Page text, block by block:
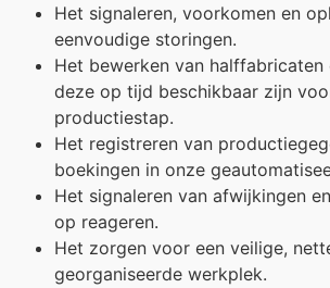
Het signaleren, voorkomen en
eenvoudige storingen.
Het bewerken van halffabricaten
deze op tijd beschikbaar zijn
productiestap.
Het registreren van
boekingen in onze
Het signaleren van afwijkingen
op reageren.
Het zorgen voor een veilige,
georganiseerde werkplek.